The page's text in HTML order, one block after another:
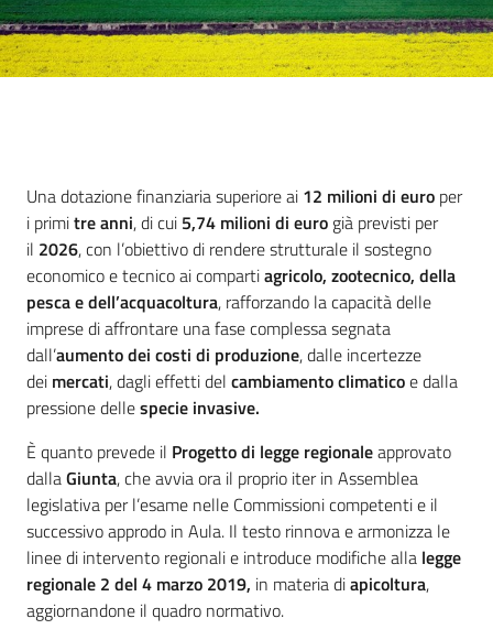
Introduzione
Una dotazione finanziaria superiore ai 12 milioni di euro per
i primitre anni, di cui 5,74 milioni di euro già previsti per
il 2026, con l’obiettivo di rendere strutturale il sostegno
economico e tecnico ai compartiagricolo, zootecnico, della
pesca e dell’acquacoltura, rafforzando la capacità delle
imprese di affrontare una fase complessa segnata
dall’aumento dei costi di produzione, dalle incertezze
dei mercati, dagli effetti del cambiamento climaticoe dalla
pressione dellespecie invasive.
È quanto prevede il Progetto di legge regionaleapprovato
dallaGiunta, che avvia ora il proprio iter in Assemblea
legislativa per l’esame nelle Commissioni competenti e il
successivo approdo in Aula. Il testo rinnova e armonizza le
linee di intervento regionali e introduce modifiche alla legge
regionale 2 del 4 marzo 2019, in materia diapicoltura,
aggiornandone il quadro normativo.